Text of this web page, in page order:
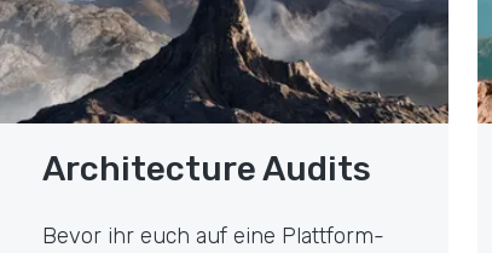
Architecture Audits
Bevor ihr euch auf eine Plattform-